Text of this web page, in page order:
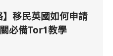
】移民英國如何申請
必備Tor1教學